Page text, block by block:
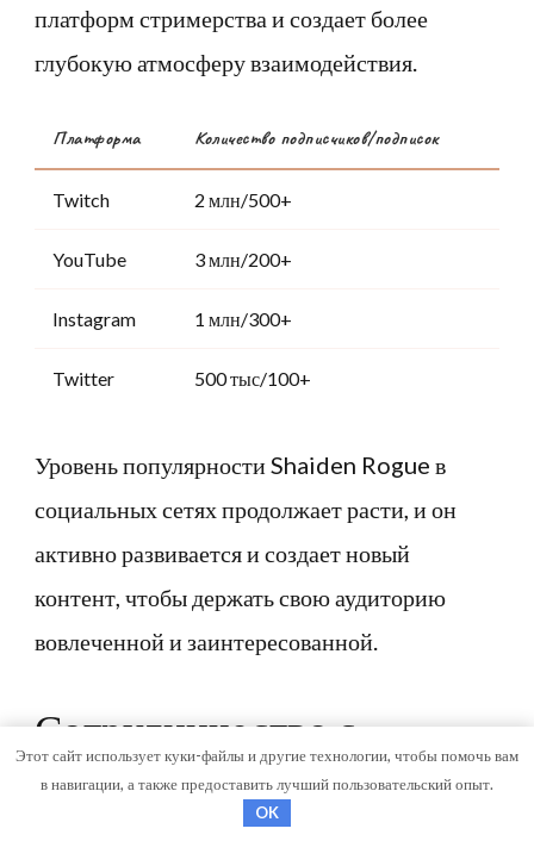
платформ стримерства и создает более
глубокую атмосферу взаимодействия.
Платформа Количество подписчиков/подписок
Twitch 2 млн/500+
YouTube 3 млн/200+
Instagram 1 млн/300+
Twitter 500 тыс/100+
Уровень популярности Shaiden Rogue в
социальных сетях продолжает расти, и он
активно развивается и создает новый
контент, чтобы держать свою аудиторию
вовлеченной и заинтересованной.
Сотрудничество с
крупными брендами
Этот сайт использует куки-файлы и другие технологии, чтобы помочь вам
в навигации, а также предоставить лучший пользовательский опыт.
OK